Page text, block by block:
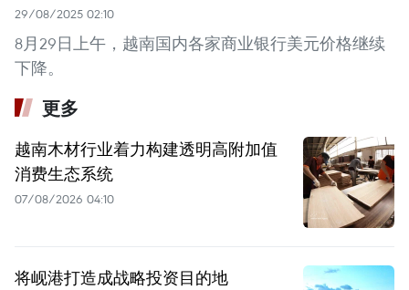
29/08/2025 02:10
8月29日上午，越南国内各家商业银行美元价格继续
下降。
更多
越南木材行业着力构建透明高附加值
消费生态系统
07/08/2026 04:10
将岘港打造成战略投资目的地